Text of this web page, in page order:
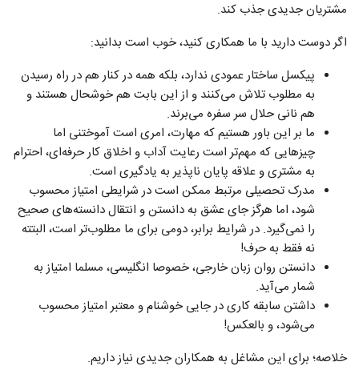
مشتریان جدیدی جذب کند.
اگر دوست دارید با ما همکاری کنید، خوب است بدانید:
پیکسل ساختار عمودی ندارد، بلکه همه در کنار هم در راه رسیدن
به مطلوب تلاش می‌کنند و از این بابت هم خوشحال هستند و
هم نانی حلال سر سفره می‌برند.
ما بر این باور هستیم که مهارت، امری است آموختنی اما
چیزهایی که مهم‌تر است رعایت آداب و اخلاق کار حرفه‌ای، احترام
به مشتری و علاقه پایان ناپذیر به یادگیری است.
مدرک تحصیلی مرتبط ممکن است در شرایطی امتیاز محسوب
شود، اما هرگز جای عشق به دانستن و انتقال دانسته‌های صحیح
را نمی‌گیرد. در شرایط برابر، دومی برای ما مطلوب‌تر است، البتته
نه فقط به حرف!
دانستن روان زبان خارجی، خصوصا انگلیسی، مسلما امتیاز به
شمار می‌آید.
داشتن سابقه کاری در جایی خوشنام و معتبر امتیاز محسوب
می‌شود، و بالعکس!
خلاصه؛ برای این مشاغل به همکاران جدیدی نیاز داریم.